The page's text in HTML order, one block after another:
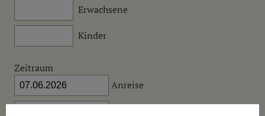
Erwachsene
Kinder
Zeitraum
Anreise